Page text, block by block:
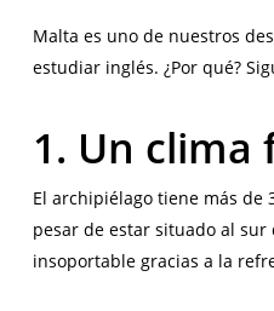
Malta es uno de nuestros
estudiar inglés. ¿Por qué?
1. Un clima
El archipiélago tiene más de
pesar de estar situado al sur
insoportable gracias a la